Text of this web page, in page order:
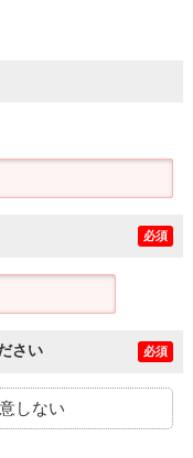
必須
さい 必須
しない